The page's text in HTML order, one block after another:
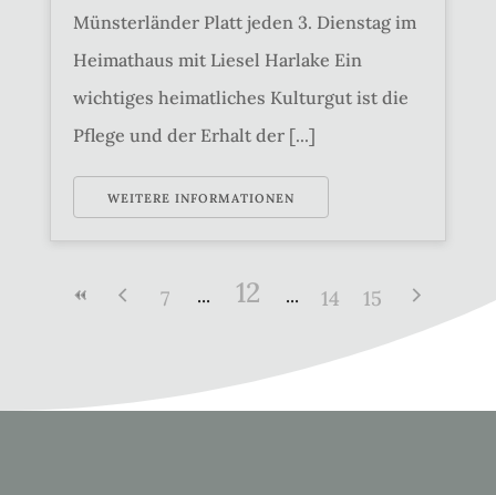
Münsterländer Platt jeden 3. Dienstag im
Heimathaus mit Liesel Harlake Ein
wichtiges heimatliches Kulturgut ist die
Pflege und der Erhalt der [...]
WEITERE INFORMATIONEN
7 12 14 15